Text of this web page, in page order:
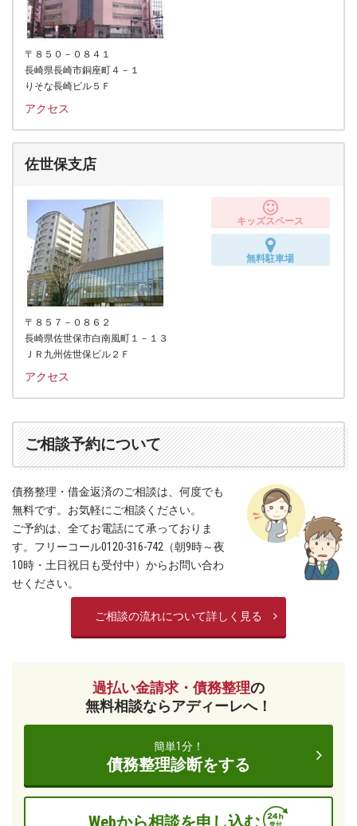
〒８５０－０８４１
長崎県長崎市銅座町４－１
りそな長崎ビル５Ｆ
アクセス
佐世保支店
キッズスペース
無料駐車場
〒８５７－０８６２
長崎県佐世保市白南風町１－１３
ＪＲ九州佐世保ビル２Ｆ
アクセス
ご相談予約について
債務整理・借金返済のご相談は、何度でも
無料です。お気軽にご相談ください。
ご予約は、全てお電話にて承っておりま
す。フリーコール0120-316-742（朝9時～夜
10時・土日祝日も受付中）からお問い合わ
せください。
ご相談の流れについて詳しく見る
過払い金請求・債務整理の
無料相談ならアディーレへ！
簡単1分！
債務整理診断をする